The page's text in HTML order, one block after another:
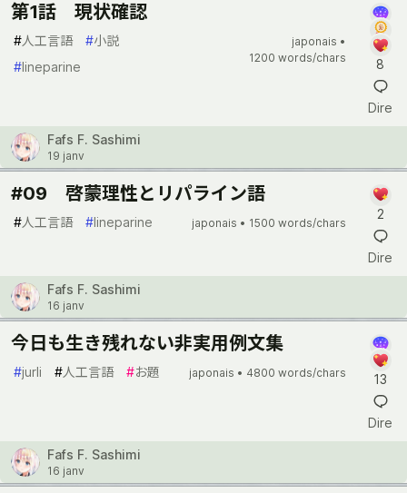
第1話 現状確認
#人工言語 #小説
#lineparine
japonais •
1200 words/chars
8
Dire
Fafs F. Sashimi
19 janv
#09 啓蒙理性とリパライン語
#人工言語 #lineparine japonais • 1500 words/chars
2
Dire
Fafs F. Sashimi
16 janv
今日も生き残れない非実用例文集
#jurli #人工言語 #お題 japonais • 4800 words/chars 13
Dire
Fafs F. Sashimi
16 janv